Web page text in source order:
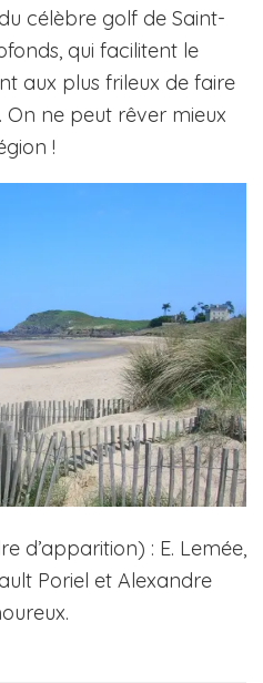
célèbre golf de Saint-
qui facilitent le
aux plus frileux de faire
ne peut rêver mieux
!
d’apparition) : E. Lemée,
Poriel et Alexandre